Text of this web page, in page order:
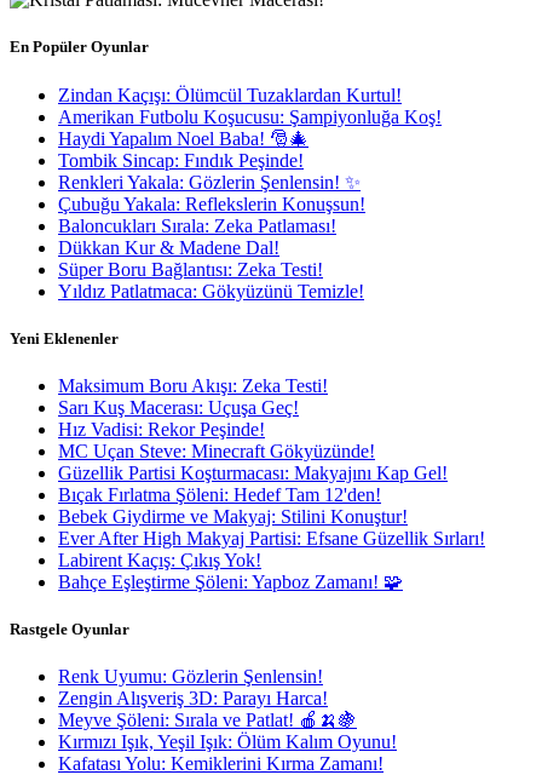
En Popüler Oyunlar
Zindan Kaçışı: Ölümcül Tuzaklardan Kurtul!
Amerikan Futbolu Koşucusu: Şampiyonluğa Koş!
Haydi Yapalım Noel Baba! 🎅🎄
Tombik Sincap: Fındık Peşinde!
Renkleri Yakala: Gözlerin Şenlensin! ✨
Çubuğu Yakala: Reflekslerin Konuşsun!
Baloncukları Sırala: Zeka Patlaması!
Dükkan Kur & Madene Dal!
Süper Boru Bağlantısı: Zeka Testi!
Yıldız Patlatmaca: Gökyüzünü Temizle!
Yeni Eklenenler
Maksimum Boru Akışı: Zeka Testi!
Sarı Kuş Macerası: Uçuşa Geç!
Hız Vadisi: Rekor Peşinde!
MC Uçan Steve: Minecraft Gökyüzünde!
Güzellik Partisi Koşturmacası: Makyajını Kap Gel!
Bıçak Fırlatma Şöleni: Hedef Tam 12'den!
Bebek Giydirme ve Makyaj: Stilini Konuştur!
Ever After High Makyaj Partisi: Efsane Güzellik Sırları!
Labirent Kaçış: Çıkış Yok!
Bahçe Eşleştirme Şöleni: Yapboz Zamanı! 🧩
Rastgele Oyunlar
Renk Uyumu: Gözlerin Şenlensin!
Zengin Alışveriş 3D: Parayı Harca!
Meyve Şöleni: Sırala ve Patlat! 🍎🍌🍇
Kırmızı Işık, Yeşil Işık: Ölüm Kalım Oyunu!
Kafatası Yolu: Kemiklerini Kırma Zamanı!